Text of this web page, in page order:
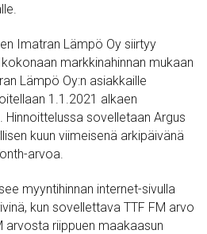
Imatran Lämpö Oy siirtyy
markkinahinnan mukaan
Lämpö Oy:n asiakkaille
1.1.2021 alkaen
Hinnoittelussa sovelletaan Argus
kuun viimeisenä arkipäivänä
arvoa.
myyntihinnan internet-sivulla
kun sovellettava TTF FM arvo
arvosta riippuen maakaasun